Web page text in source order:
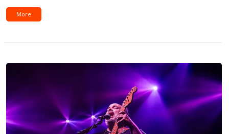
More